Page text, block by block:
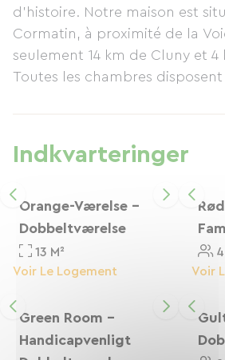
vidunderlige minder. Vi ser
mange flere fantastiske
ønske? At tilbyde dig en
indbydende omgivelser, hvor
d'histoire. Notre maison est
Cormatin, à proximité de la
seulement 14 km de Cluny et 4
Toutes les chambres
d'une cuisine.
Le village est accessible en
commerces recommandés.
Nous vous proposons un
continental pour 10 euros.
Indkvarteringer
Orange-Værelse -
Dobbeltværelse
13 M²
Voir Le Logement
Voir
Green Room -
Handicapvenligt